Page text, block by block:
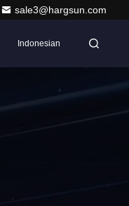
sale3@hargsun.com
Indonesian